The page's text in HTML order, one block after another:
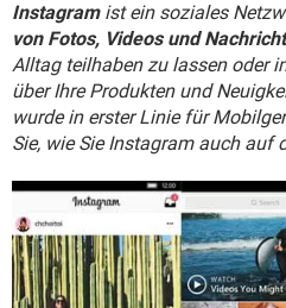
WHATSAPP
FACEBOOK
Instagramist ein soziales
von Fotos, Videos und
Alltag teilhaben zu lassen oder
über Ihre Produkten und
wurde in erster Linie für
Sie, wie Sie Instagram auch auf